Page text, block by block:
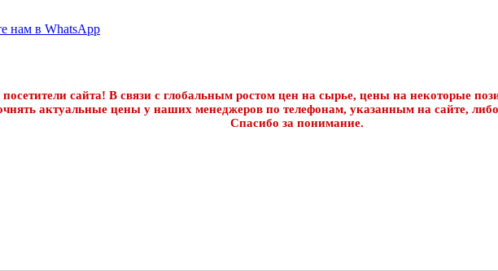
сайта! В связи с глобальным ростом цен на сырье, цены на некоторые
актуальные цены у наших менеджеров по телефонам, указанным на сайте,
Спасибо за понимание.